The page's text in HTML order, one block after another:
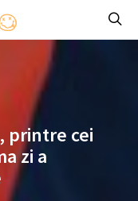
printre cei
zi a